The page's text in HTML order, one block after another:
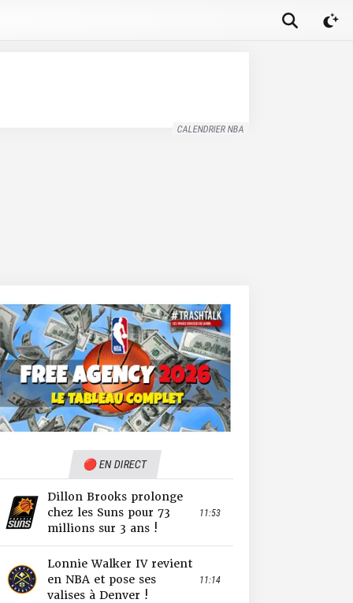
CALENDRIER NBA
🔴 EN DIRECT
Dillon Brooks prolonge
chez les Suns pour 73
millions sur 3 ans !
11:53
Lonnie Walker IV revient
en NBA et pose ses
valises à Denver !
11:14